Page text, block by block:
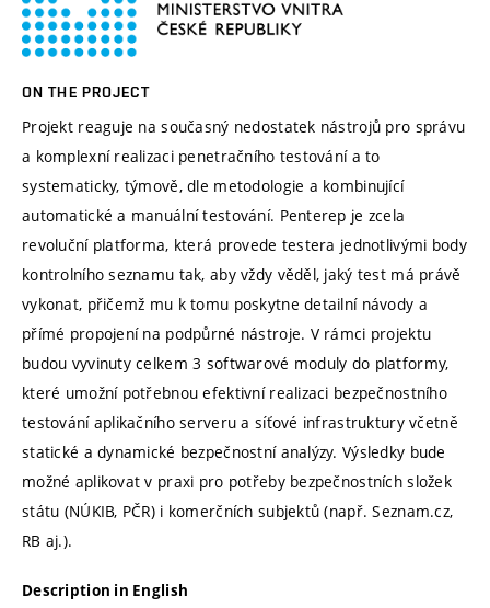
ON THE PROJECT
Projekt reaguje na současný nedostatek nástrojů pro správu
a komplexní realizaci penetračního testování a to
systematicky, týmově, dle metodologie a kombinující
automatické a manuální testování. Penterep je zcela
revoluční platforma, která provede testera jednotlivými body
kontrolního seznamu tak, aby vždy věděl, jaký test má právě
vykonat, přičemž mu k tomu poskytne detailní návody a
přímé propojení na podpůrné nástroje. V rámci projektu
budou vyvinuty celkem 3 softwarové moduly do platformy,
které umožní potřebnou efektivní realizaci bezpečnostního
testování aplikačního serveru a síťové infrastruktury včetně
statické a dynamické bezpečnostní analýzy. Výsledky bude
možné aplikovat v praxi pro potřeby bezpečnostních složek
státu (NÚKIB, PČR) i komerčních subjektů (např. Seznam.cz,
RB aj.).
Description in English